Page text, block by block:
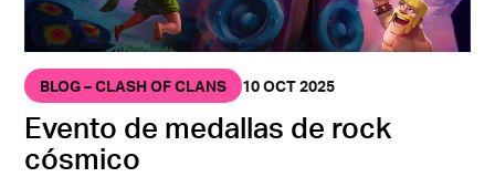
BLOG – CLASH OF CLANS 10 OCT 2025
Evento de medallas de rock
cósmico